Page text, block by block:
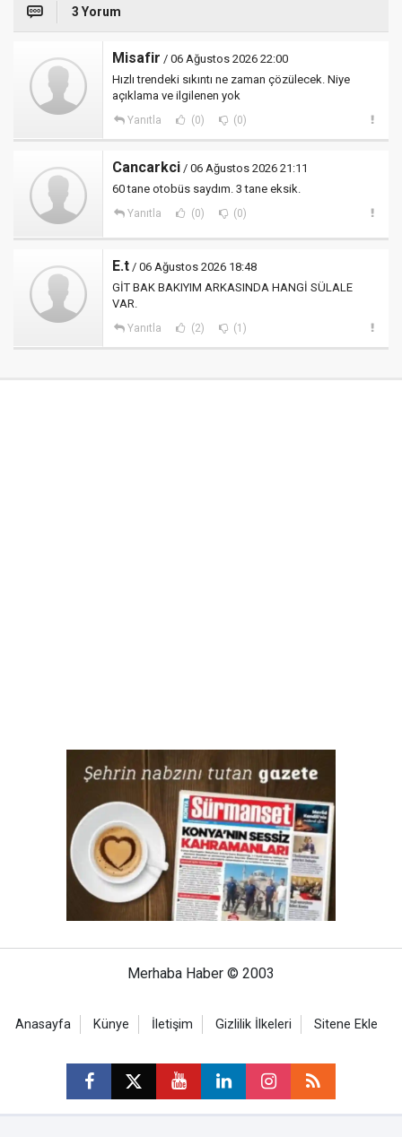
3 Yorum
Misafir / 06 Ağustos 2026 22:00
Hızlı trendeki sıkıntı ne zaman çözülecek. Niye
açıklama ve ilgilenen yok
Yanıtla (0) (0)
Cancarkci / 06 Ağustos 2026 21:11
60 tane otobüs saydım. 3 tane eksik.
Yanıtla (0) (0)
E.t / 06 Ağustos 2026 18:48
GİT BAK BAKIYIM ARKASINDA HANGİ SÜLALE
VAR.
Yanıtla (2) (1)
Merhaba Haber © 2003
Anasayfa Künye İletişim Gizlilik İlkeleri Sitene Ekle